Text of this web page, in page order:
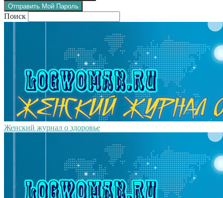
Поиск
Женский журнал о здоровье